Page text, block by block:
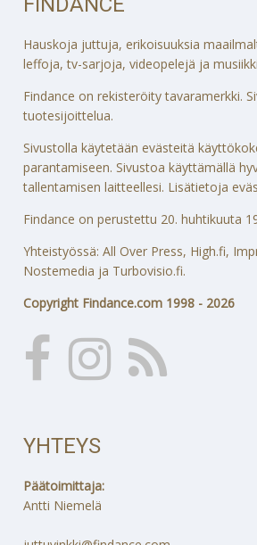
Hauskoja juttuja, erikoisuuksia
leffoja, tv-sarjoja, videopelejä ja
Findance on rekisteröity tavaramerkki.
tuotesijoittelua.
Sivustolla käytetään evästeitä
parantamiseen. Sivustoa käyttämällä
tallentamisen laitteellesi. Lisätietoja
Findance on perustettu 20. huhtikuuta
Yhteistyössä: All Over Press, High.fi,
Nostemedia ja Turbovisio.fi.
Copyright Findance.com 1998 - 2026
YHTEYS
Päätoimittaja:
Antti Niemelä